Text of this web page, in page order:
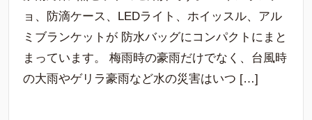
ョ、防滴ケース、LEDライト、ホイッスル、アル
ミブランケットが 防水バッグにコンパクトにまと
まっています。 梅雨時の豪雨だけでなく、台風時
の大雨やゲリラ豪雨など水の災害はいつ […]